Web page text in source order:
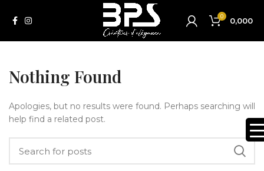
0 0,000
Nothing Found
Apologies, but no results were found. Perhaps searching will
help find a related post.